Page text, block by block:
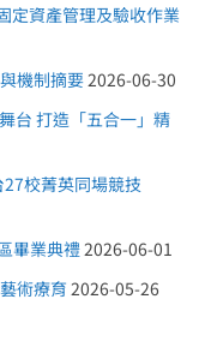
定資產管理及驗收作業
機制摘要2026-06-30
台 打造「五合一」精
校菁英同場競技
畢業典禮2026-06-01
術療育 2026-05-26